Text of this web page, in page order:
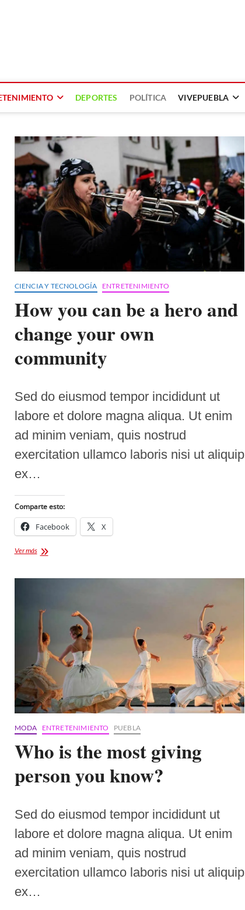
DEPORTES POLÍTICA VIVEPUEBLA
CIENCIA Y TECNOLOGÍA ENTRETENIMIENTO
How you can be a hero and
change your own
community
Sed do eiusmod tempor incididunt ut
labore et dolore magna aliqua. Ut enim
ad minim veniam, quis nostrud
exercitation ullamco laboris nisi ut aliquip
ex…
Comparte esto:
Facebook X
Ver másHow
and
change
your
own
community
MODA ENTRETENIMIENTO PUEBLA
Who is the most giving
person you know?
Sed do eiusmod tempor incididunt ut
labore et dolore magna aliqua. Ut enim
ad minim veniam, quis nostrud
exercitation ullamco laboris nisi ut aliquip
ex…